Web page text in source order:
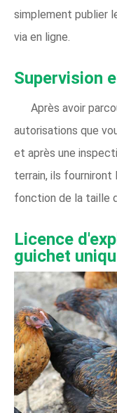
simplement publier
via en ligne.
Supervision
Après avoir
autorisations que
et après une
terrain, ils fourniront
fonction de la taille
Licence
guichet